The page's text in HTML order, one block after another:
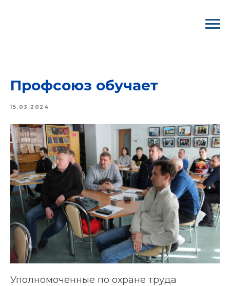
Профсоюз обучает
15.03.2024
Уполномоченные по охране труда